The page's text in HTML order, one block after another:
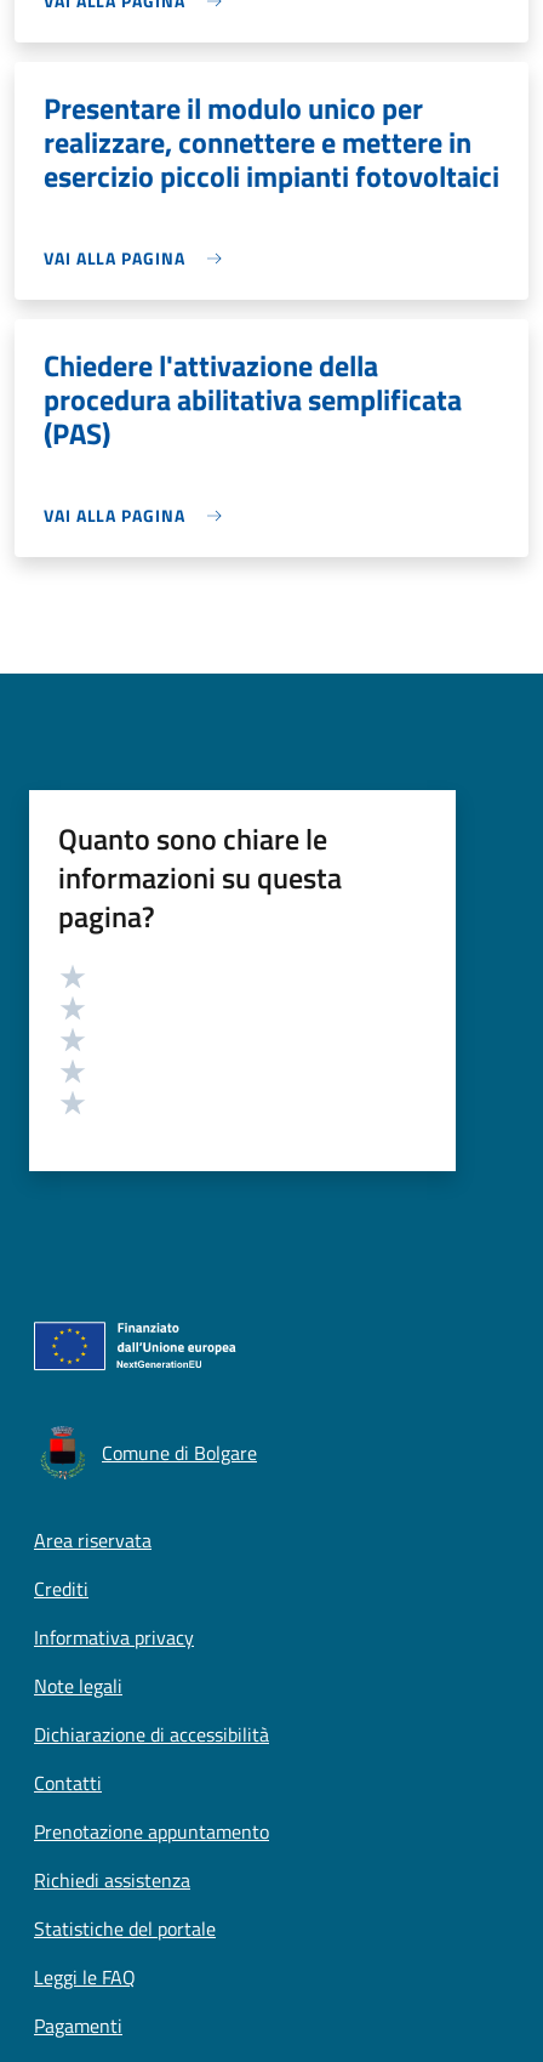
Presentare il modulo unico per
realizzare, connettere e mettere in
esercizio piccoli impianti fotovoltaici
VAI ALLA PAGINA
Chiedere l'attivazione della
procedura abilitativa semplificata
(PAS)
VAI ALLA PAGINA
Quanto sono chiare le
informazioni su questa
pagina?
Valutazione
Comune di Bolgare
Footer menu
Area riservata
Crediti
Informativa privacy
Note legali
Dichiarazione di accessibilità
Contatti
Prenotazione appuntamento
Richiedi assistenza
Statistiche del portale
Leggi le FAQ
Pagamenti